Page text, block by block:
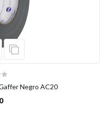
Negro AC20